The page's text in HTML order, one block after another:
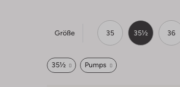
Größe 35 35½ 36
35½ Pumps